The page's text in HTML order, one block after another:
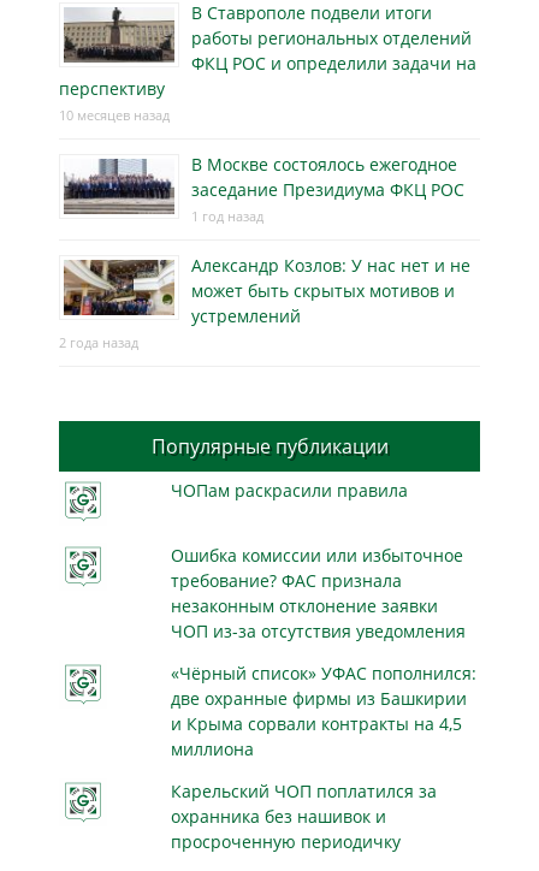
В Ставрополе подвели итоги
работы региональных отделений
ФКЦ РОС и определили задачи на
перспективу
10 месяцев назад
В Москве состоялось ежегодное
заседание Президиума ФКЦ РОС
1 год назад
Александр Козлов: У нас нет и не
может быть скрытых мотивов и
устремлений
2 года назад
Популярные публикации
ЧОПам раскрасили правила
Ошибка комиссии или избыточное
требование? ФАС признала
незаконным отклонение заявки
ЧОП из-за отсутствия уведомления
«Чёрный список» УФАС пополнился:
две охранные фирмы из Башкирии
и Крыма сорвали контракты на 4,5
миллиона
Карельский ЧОП поплатился за
охранника без нашивок и
просроченную периодичку